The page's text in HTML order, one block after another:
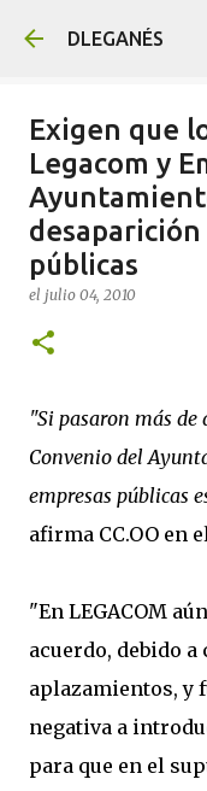
DLEGANÉS
Exigen que
Legacom y
públicas
el julio 04, 2010
"Si pasaron más
Convenio del
empresas públicas
afirma CC.OO en
"En LEGACOM
acuerdo, debido
aplazamientos, y
negativa a
para que en el